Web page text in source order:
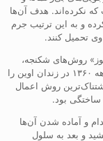
نکرده‌اند. هدف آن‌ها
و به این ترتیب جرم
تحمیل کنند.
روش‌های شکنجه،
بازجویی و شرایط زیست دهشتناک زندانیان سیاسی دهه ۱۳۶۰ در زندان اوین را
روش اعمال
ساختگی بود.
و آماده شدن آن‌ها
و بعد به سلول